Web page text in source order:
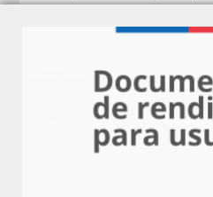
negocio y ofrecer un producto
en la actualidad en la región,
reconforta cuando vemos que
como una forma de dar
gestión de los empresarios,